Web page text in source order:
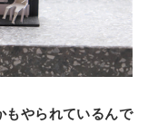
やられているんで